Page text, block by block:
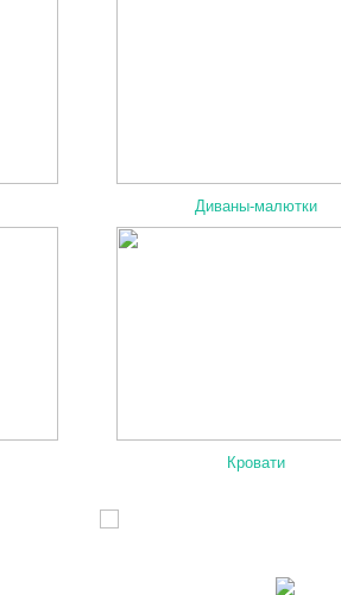
Диваны-малютки
Кровати